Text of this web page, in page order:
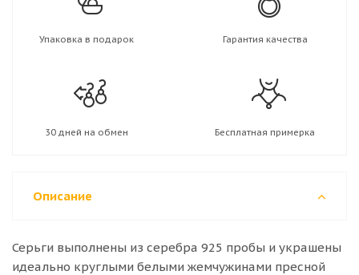
Упаковка в подарок Гарантия качества
30 дней на обмен Бесплатная примерка
Описание
Серьги выполнены из серебра 925 пробы и украшены
идеально круглыми белыми жемчужинами пресной